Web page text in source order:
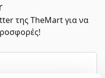
της TheMart για να